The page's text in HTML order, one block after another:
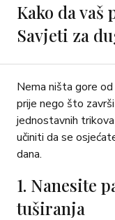
Kako da
Savjeti za
Nema ništa gore
prije nego što
jednostavnih
učiniti da se
dana.
1. Nanesite
tuširanja